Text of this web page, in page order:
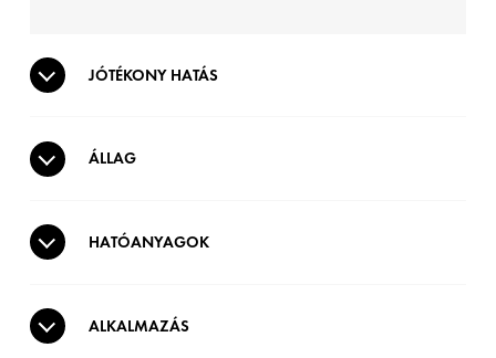
JÓTÉKONY HATÁS
ÁLLAG
HATÓANYAGOK
ALKALMAZÁS